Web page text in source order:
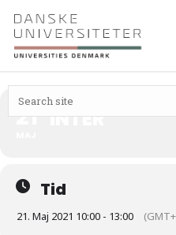
21 INTER
Tid
21. Maj 2021 10:00 - 13:00